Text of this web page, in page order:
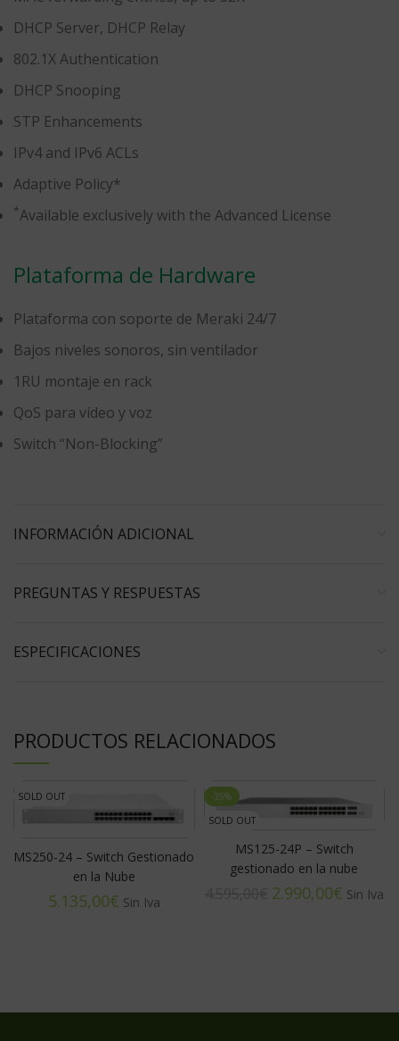
DHCP Server, DHCP Relay
802.1X Authentication
DHCP Snooping
STP Enhancements
IPv4 and IPv6 ACLs
Adaptive Policy*
*Available exclusively with the Advanced License
Plataforma de Hardware
Plataforma con soporte de Meraki 24/7
Bajos niveles sonoros, sin ventilador
1RU montaje en rack
QoS para vídeo y voz
Switch “Non-Blocking”
INFORMACIÓN ADICIONAL
PREGUNTAS Y RESPUESTAS
ESPECIFICACIONES
PRODUCTOS RELACIONADOS
SOLD OUT
MS250-24 – Switch Gestionado
en la Nube
€
-35%
SOLD OUT
MS125-24P – Switch
gestionado en la nube
2.990,00€